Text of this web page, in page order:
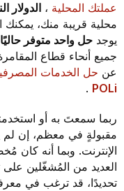
عملتك المحلية،الدولار
محلية قريبة منك، يمكنك
يوجدحل واحد متوفر حاليًا
جميع أنحاء قطاع
عنحل الخدمات المصرفية
POLi
.
ربما سمعتَ به أو
مقبولةٍ في معظم، إن لم
الإنترنت. وبما أنه كان
العديد من المُشغّلين
تحديدًا، قد ترغب في